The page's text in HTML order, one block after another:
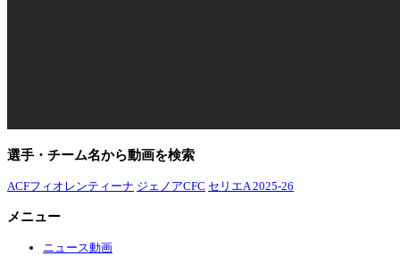
選手・チーム名から動画を検索
ACFフィオレンティーナ ジェノアCFC セリエA 2025-26
メニュー
ニュース動画